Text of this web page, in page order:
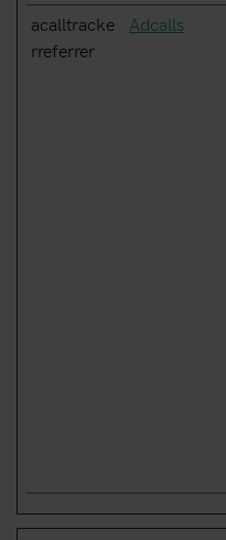
acalltracke
rreferrer
Adcalls